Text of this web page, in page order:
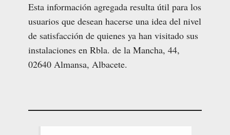
Esta información agregada resulta útil para los
usuarios que desean hacerse una idea del nivel
de satisfacción de quienes ya han visitado sus
instalaciones en Rbla. de la Mancha, 44,
02640 Almansa, Albacete.